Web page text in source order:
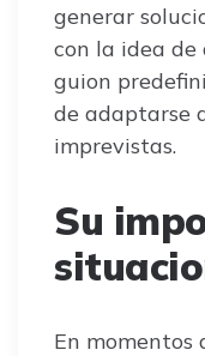
generar
con la idea de
guion
de adaptarse
imprevistas.
Su
En momentos